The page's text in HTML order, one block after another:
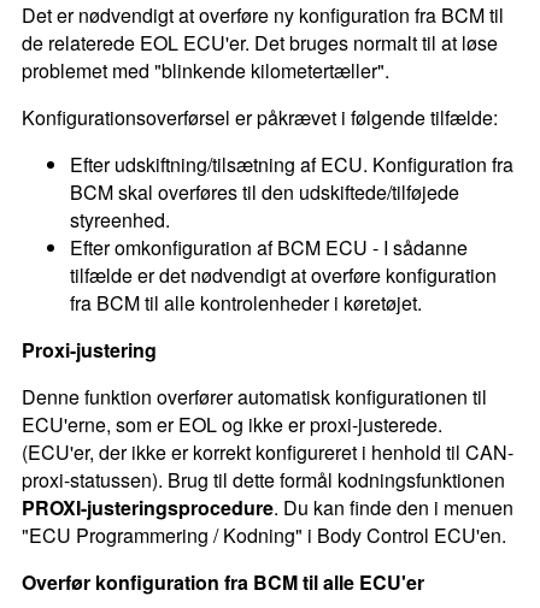
Det er nødvendigt at overføre ny konfiguration fra BCM til
de relaterede EOL ECU'er. Det bruges normalt til at løse
problemet med "blinkende kilometertæller".
Konfigurationsoverførsel er påkrævet i følgende tilfælde:
Efter udskiftning/tilsætning af ECU. Konfiguration fra
BCM skal overføres til den udskiftede/tilføjede
styreenhed.
Efter omkonfiguration af BCM ECU - I sådanne
tilfælde er det nødvendigt at overføre konfiguration
fra BCM til alle kontrolenheder i køretøjet.
Proxi-justering
Denne funktion overfører automatisk konfigurationen til
ECU'erne, som er EOL og ikke er proxi-justerede.
(ECU'er, der ikke er korrekt konfigureret i henhold til CAN-
proxi-statussen). Brug til dette formål kodningsfunktionen
PROXI-justeringsprocedure. Du kan finde den i menuen
"ECU Programmering / Kodning" i Body Control ECU'en.
Overfør konfiguration fra BCM til alle ECU'er